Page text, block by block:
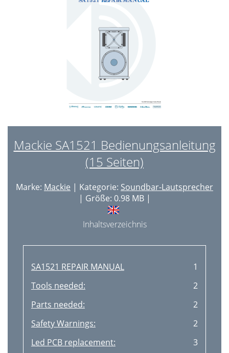
Mackie SA1521 Bedienungsanleitung
(15 Seiten)
Marke: Mackie | Kategorie: Soundbar-Lautsprecher
| Größe: 0.98 MB |
Inhaltsverzeichnis
SA1521 REPAIR MANUAL
1
Tools needed:
2
Parts needed:
2
Safety Warnings:
2
Led PCB replacement:
3